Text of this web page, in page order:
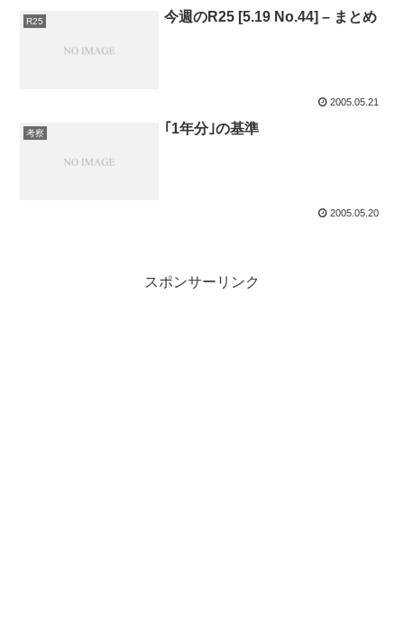
R25 今週のR25 [5.19 No.44] – まとめ
2005.05.21
考察 ｢1年分｣の基準
2005.05.20
スポンサーリンク